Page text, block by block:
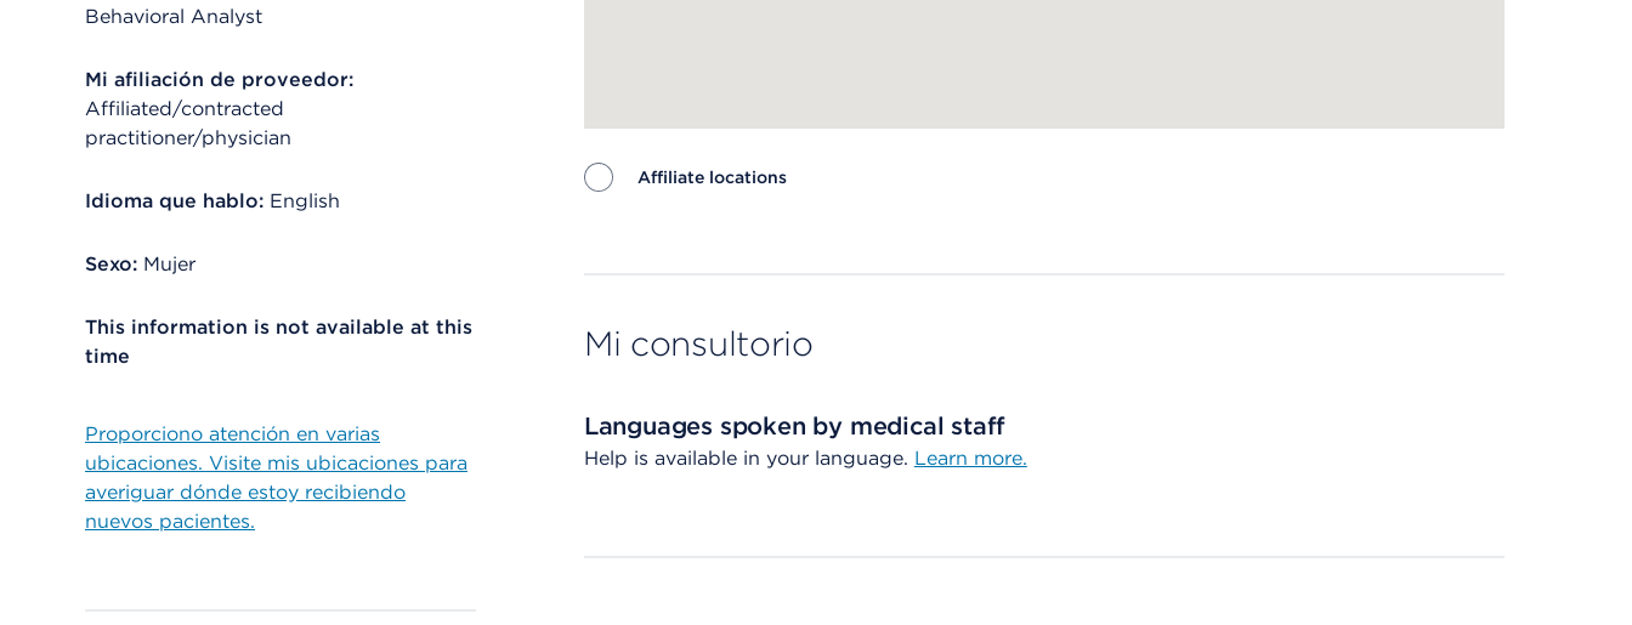
Behavioral Analyst
Mi afiliación de proveedor:
Affiliated/contracted
practitioner/physician
Idioma que hablo: English
Sexo: Mujer
This information is not available at this
time
Proporciono atención en varias
ubicaciones. Visite mis ubicaciones para
averiguar dónde estoy recibiendo
nuevos pacientes.
Affiliate locations
Mi consultorio
Languages spoken by medical staff
Help is available in your language. Learn more.